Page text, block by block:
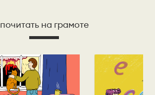
почитать на грамоте